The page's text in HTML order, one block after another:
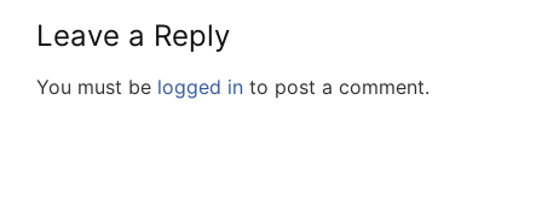
Leave a Reply
You must be logged in to post a comment.